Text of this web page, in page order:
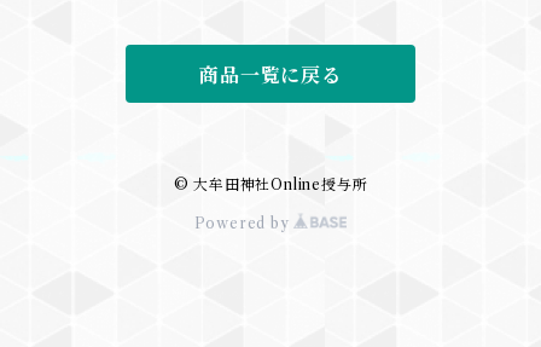
商品一覧に戻る
© 大牟田神社Online授与所
Powered by